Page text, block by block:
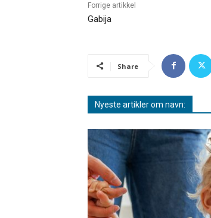
Forrige artikkel
Gabija
Share
Nyeste artikler om navn: